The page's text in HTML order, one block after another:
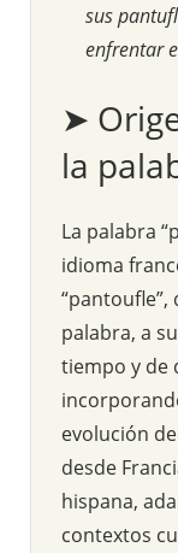
sus
enfrentar
➤
la
La palabra
idioma
“pantoufle”,
palabra, a
tiempo y de
evolución
desde
hispana,
contextos